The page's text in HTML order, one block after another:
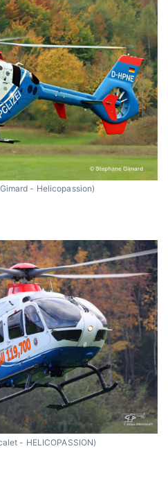
- Helicopassion)
- HELICOPASSION)